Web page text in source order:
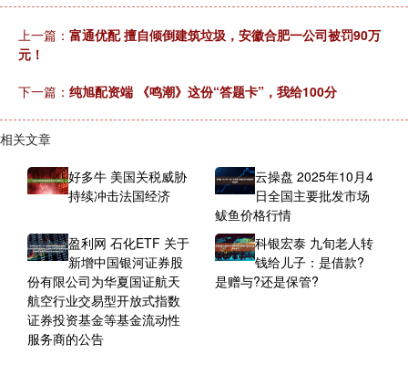
上一篇： 富通优配 擅自倾倒建筑垃圾，安徽合肥一公司被罚90万
元！
下一篇： 纯旭配资端 《鸣潮》这份“答题卡”，我给100分
相关文章
好多牛 美国关税威胁
持续冲击法国经济
云操盘 2025年10月4
日全国主要批发市场
鲅鱼价格行情
盈利网 石化ETF 关于
新增中国银河证券股
份有限公司为华夏国证航天
航空行业交易型开放式指数
证券投资基金等基金流动性
服务商的公告
科银宏泰 九旬老人转
钱给儿子：是借款?
是赠与?还是保管?